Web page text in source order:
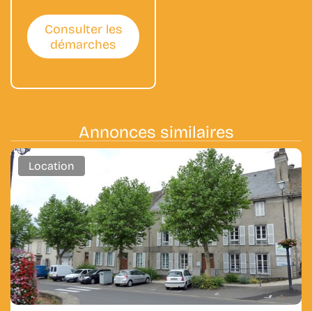
Consulter les
démarches
Annonces similaires
Location